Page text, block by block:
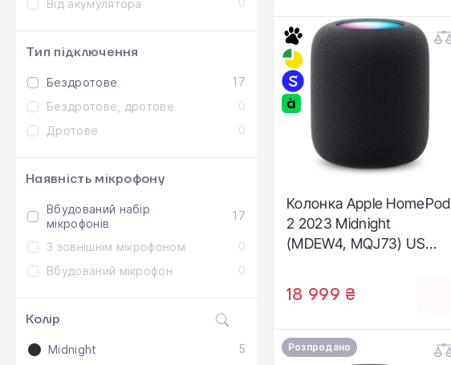
Від акумулятора
0
Тип підключення
Бездротове
17
Бездротове, дротове
0
Дротове
0
Наявність мікрофону
Вбудований набір
мікрофонів
17
З зовнішнім мікрофоном
0
Вбудований мікрофон
0
Колір
Midnight
5
Колонка Apple HomePod
2 2023 Midnight
(MDEW4, MQJ73) US
18 999 ₴
Розпродано